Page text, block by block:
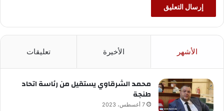
الأشهر الأخيرة تعليقات
محمد الشرقاوي يستقيل من رئاسة اتحاد
طنجة
7 أغسطس، 2023